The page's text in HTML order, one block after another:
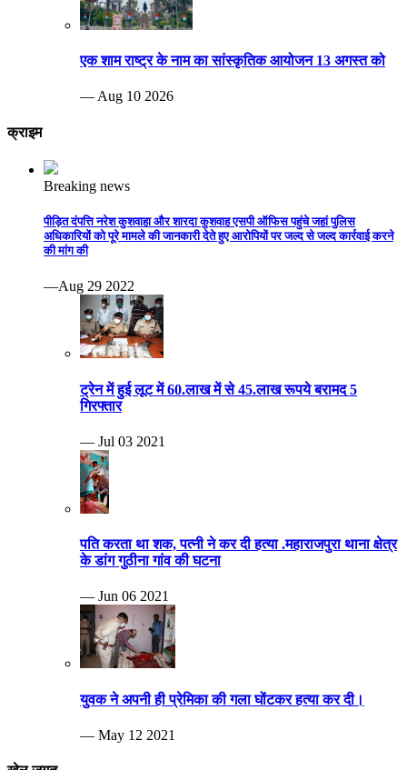
एक शाम राष्ट्र के नाम का सांस्कृतिक आयोजन 13 अगस्त को
— Aug 10 2026
क्राइम
Breaking news
पीड़ित दंपत्ति नरेश कुशवाहा और शारदा कुशवाह एसपी ऑफिस पहुंचे जहां पुलिस
अधिकारियों को पूरे मामले की जानकारी देते हुए आरोपियों पर जल्द से जल्द कार्रवाई करने
की मांग की
—Aug 29 2022
ट्रेन में हुई लूट में 60.लाख में से 45.लाख रूपये बरामद 5
गिरफ्तार
— Jul 03 2021
पति करता था शक, पत्नी ने कर दी हत्या .महाराजपुरा थाना क्षेत्र
के डांग गुठीना गांव की घटना
— Jun 06 2021
युवक ने अपनी ही प्रेमिका की गला घोंटकर हत्या कर दी।
— May 12 2021